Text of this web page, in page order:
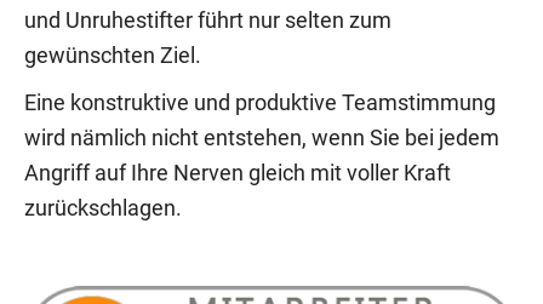
und Unruhestifter führt nur selten zum
gewünschten Ziel.
Eine konstruktive und produktive Teamstimmung
wird nämlich nicht entstehen, wenn Sie bei jedem
Angriff auf Ihre Nerven gleich mit voller Kraft
zurückschlagen.